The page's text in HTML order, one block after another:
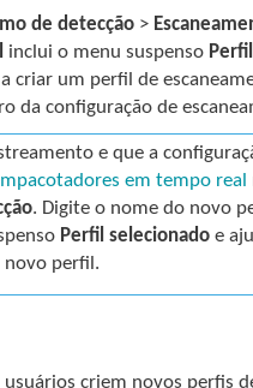
de detecção >
inclui o menu suspenso
um perfil de
da configuração de
e que a
em tempo real
. Digite o nome do novo
Perfil selecionado e
novo perfil.
criem novos perfis